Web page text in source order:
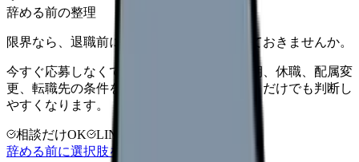
辞める前の整理
限界なら、退職前に次の逃げ道だけ確保しておきませんか。
今すぐ応募しなくても大丈夫です。退職時期、休職、配属変
更、転職先の条件を第三者に整理してもらうだけでも判断し
やすくなります。
相談だけOK LINE相談OK
辞める前に選択肢を確認する